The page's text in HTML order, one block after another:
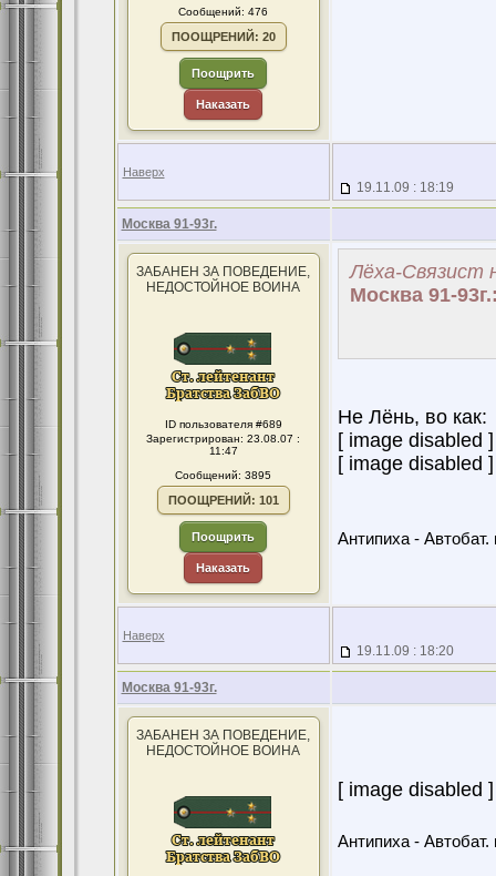
Сообщений: 476
ПООЩРЕНИЙ: 20
Поощрить
Наказать
Наверх
19.11.09 : 18:19
Москва 91-93г.
ЗАБАНЕН ЗА ПОВЕДЕНИЕ,
НЕДОСТОЙНОЕ ВОИНА
ID пользователя #689
Зарегистрирован: 23.08.07 :
11:47
Сообщений: 3895
ПООЩРЕНИЙ: 101
Поощрить
Наказать
Лёха-Связист
Москва 91-
Не Лёнь, во как:
[ image disabled ]
[ image disabled ]
Антипиха - Автобат.
Наверх
19.11.09 : 18:20
Москва 91-93г.
ЗАБАНЕН ЗА ПОВЕДЕНИЕ,
НЕДОСТОЙНОЕ ВОИНА
[ image disabled ]
Антипиха - Автобат.